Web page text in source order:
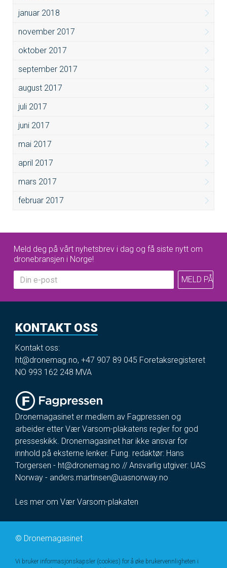
januar 2018
november 2017
oktober 2017
september 2017
august 2017
juli 2017
juni 2017
mai 2017
april 2017
mars 2017
februar 2017
Meld deg på vårt nyhetsbrev i dag og få siste nytt om
dronebransjen i Norge!
KONTAKT OSS
Kontakt oss:
ht@dronemag.no, +47 907 89 045 Foretaksregisteret
NO 993 162 248 MVA
Dronemagasinet er medlem av Fagpressen og
arbeider etter Vær Varsom-plakatens regler for god
presseskikk. Dronemagasinet har ikke ansvar for
innhold på eksterne lenker. Fung. redaktør: Hans
Torgersen - ht@dronemag.no // Ansvarlig utgiver: UAS
Norway - anders.martinsen@uasnorway.no
Les mer om Vær Varsom-plakaten
© Dronemagasinet
Vi bruker informasjonskapsler (cookies) for å øke brukervennligheten i